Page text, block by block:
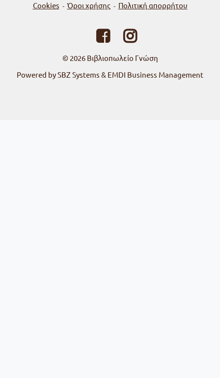
Cookies - Όροι χρήσης - Πολιτική απορρήτου
© 2026 Βιβλιοπωλείο Γνώση
Powered by SBZ Systems & EMDI Business Management